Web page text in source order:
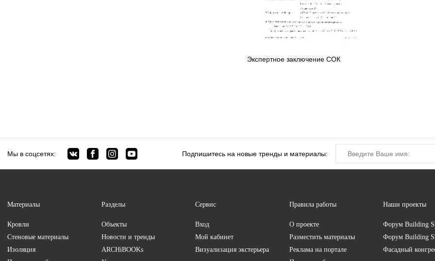
Экспертное заключение СОК
Мы в соцсетях: Подпишитесь на новые тренды и материалы:
Материалы
Кровли
Стеновые материалы
Изоляция
Разделы
Объекты
Новости и тренды
ARCHiBOOKs
Сервис
Вход
Мой кабинет
Визуализация экстерьера
Правила работы
О проекте
Разместить материалы
Реклама на портале
Наши проекты
ФорумBuilding
ФорумBuilding
Фасадный